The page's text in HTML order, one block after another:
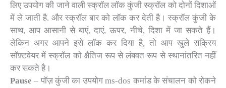
लिए उपयोग की जाने वाली स्क्रॉल लॉक कुंजी स्क्रॉल को दोनों दिशाओं
में ले जाती है. और स्क्रॉल बार को लॉक कर देती है। स्क्रॉल कुंजी के
साथ, आप आसानी से बाएं, दाएं, ऊपर, नीचे, दिशा में जा सकते हैं।
लेकिन अगर आपने इसे लॉक कर दिया है, तो आप खुले सक्रिय
सॉफ़्टवेयर में स्क्रॉल को क्षैतिज रूप से लंबवत रूप से स्थानांतरित नहीं
कर सकते है।
Pause – पॉज़ कुंजी का उपयोग ms-dos कमांड के संचालन को रोकने